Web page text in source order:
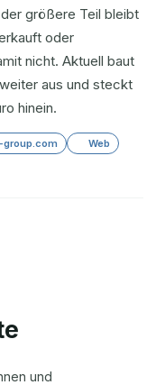
größere Teil bleibt
oder
nicht. Aktuell baut
aus und steckt
hinein.
Web
und